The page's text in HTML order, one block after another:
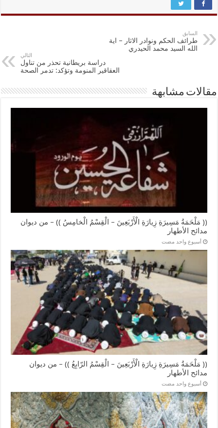
السابق
طرائف الحكم ونوادر الاثار – اية
الله السيد محمد الحيدري
التالي
دراسة بريطانية تحذر من تناول
العقاقير المنومة وتؤكد: تدمر الصحة
مقالات مشابهة
(( مَلْحَمَةُ مَسِيرَةِ زِيارَةِ الْأَرْبَعِينَ – الْقِسْمُ الْخامِسُ )) – من ديوان
مدائح الأطهار
‏أسبوع واحد مضت
(( مَلْحَمَةُ مَسِيرَةِ زِيارَةِ الْأَرْبَعِينَ – الْقِسْمُ الرّابِعُ )) – من ديوان
مدائح الأطهار
‏أسبوع واحد مضت